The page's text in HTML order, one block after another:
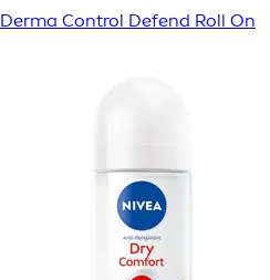
Derma Control Defend Roll On